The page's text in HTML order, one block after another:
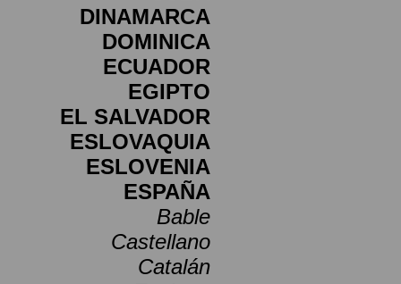
DINAMARCA
DOMINICA
ECUADOR
EGIPTO
EL SALVADOR
ESLOVAQUIA
ESLOVENIA
ESPAÑA
Bable
Castellano
Catalán